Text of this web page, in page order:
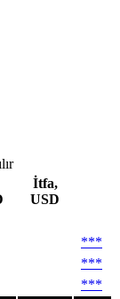
İtfa,
USD
***
***
***